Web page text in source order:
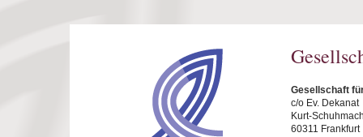
Gesellschaft
c/o Ev. Dekanat
Kurt-
60311 Frankfurt